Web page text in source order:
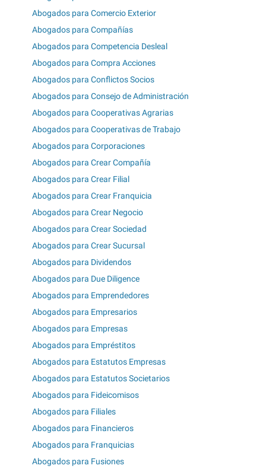
Abogados para Comercio Exterior
Abogados para Compañías
Abogados para Competencia Desleal
Abogados para Compra Acciones
Abogados para Conflictos Socios
Abogados para Consejo de Administración
Abogados para Cooperativas Agrarias
Abogados para Cooperativas de Trabajo
Abogados para Corporaciones
Abogados para Crear Compañía
Abogados para Crear Filial
Abogados para Crear Franquicia
Abogados para Crear Negocio
Abogados para Crear Sociedad
Abogados para Crear Sucursal
Abogados para Dividendos
Abogados para Due Diligence
Abogados para Emprendedores
Abogados para Empresarios
Abogados para Empresas
Abogados para Empréstitos
Abogados para Estatutos Empresas
Abogados para Estatutos Societarios
Abogados para Fideicomisos
Abogados para Filiales
Abogados para Financieros
Abogados para Franquicias
Abogados para Fusiones